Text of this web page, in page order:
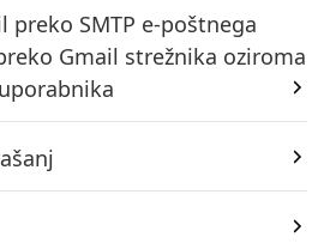
preko SMTP e-poštnega
Gmail strežnika oziroma